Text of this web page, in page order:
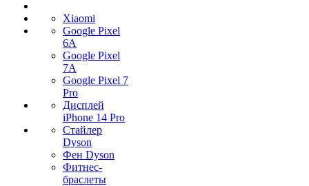
Xiaomi
Google Pixel
6A
Google Pixel
7А
Google Pixel 7
Pro
Дисплей
iPhone 14 Pro
Стайлер
Dyson
Фен Dyson
Фитнес-
браслеты